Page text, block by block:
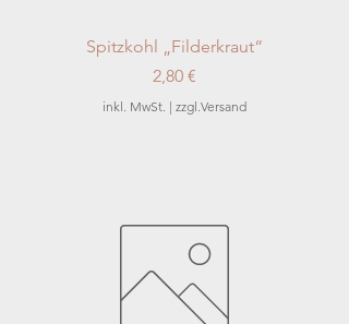
Spitzkohl „Filderkraut“
Preis
2,80 €
inkl. MwSt. | zzgl.Versand